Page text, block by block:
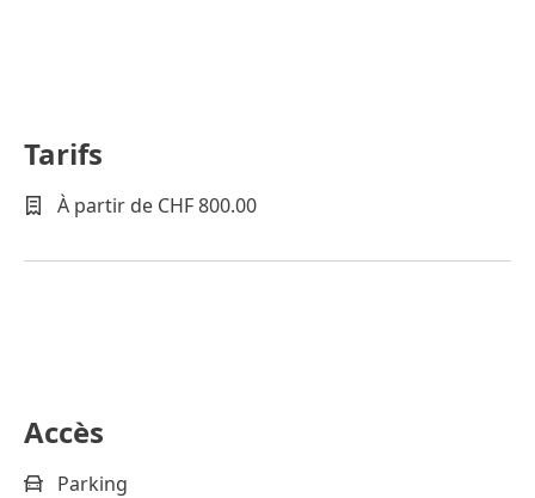
Tarifs
À partir de CHF 800.00
Accès
Parking